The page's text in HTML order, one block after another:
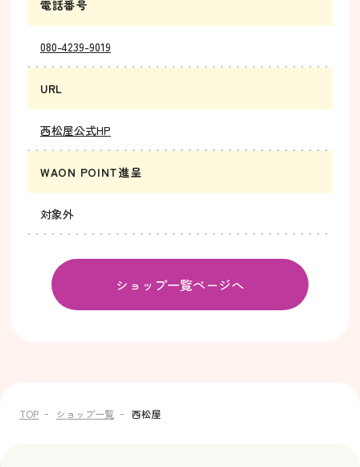
電話番号
080-4239-9019
URL
西松屋公式HP
WAON POINT進呈
対象外
ショップ一覧ページへ
TOP ショップ一覧 西松屋